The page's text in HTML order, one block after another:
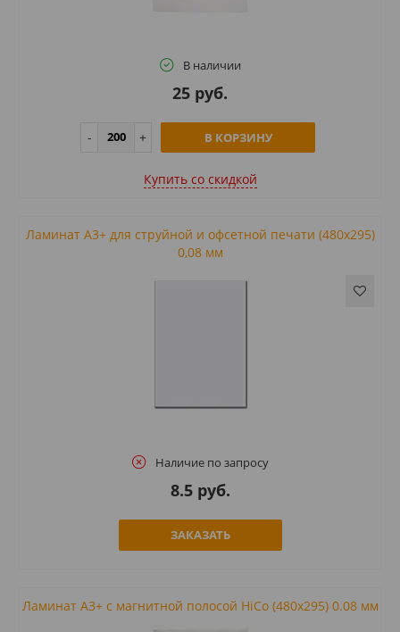
В наличии
25 руб.
В КОРЗИНУ
Купить cо скидкой
Ламинат А3+ для струйной и офсетной печати (480x295)
0,08 мм
Наличие по запросу
8.5 руб.
ЗАКАЗАТЬ
Ламинат A3+ с магнитной полосой HiCo (480x295) 0.08 мм